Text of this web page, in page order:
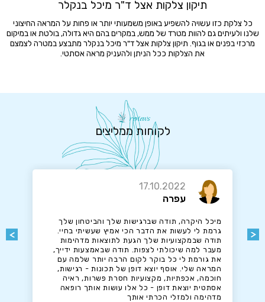
תיקון צלקות אצל ד"ר מיכל בנקלר
כל צלקת כזו עשויה להשפיע באופן משמעותי יותר או פחות על המראה החיצוני
שלנו ולעיתים גם להוות מטרד של ממש, במקרים בהם היא גדולה, בולטת או במיקום
מרכזי בפנים או בגוף. תיקון צלקות אצל ד"ר מיכל בנקלר מתבצע במטרה לצמצם
את הצלקות ככל הניתן ולהעניק מראה אסתטי.
reviews
לקוחות ממליצים
17.10.2022
עפרה
מיכל היקרה, תודה שברגישות שלך והביטחון שלך
גרמת לי לעשות את הדבר הכי אמיץ שעשיתי בחיי.
תודה שבמקצועיות שלך הגעת לתוצאות מדהימות
מעבר למה שיכולתי לצפות. תודה שבאמצעות ידייך,
את גורמת לי כל בוקר לקום הרבה יותר שלמה עם
המראה שלי. אוסף יוצא דופן של תכונות - רגישות,
חוכמה, אכפתיות, מקצועיות חסרת פשרות, ראיה
אסתטית יוצאת דופן - כל אלו עושות אותך רופאה
מדהימה ולמזלי הכרתי אותך